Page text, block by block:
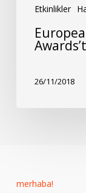
Etkinlikler
26/11/2018
merhaba!